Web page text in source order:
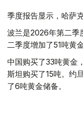
季度报告显示，哈萨
波兰是2026年第二季
二季度增加了51吨黄金
中国购买了33吨黄金
斯坦购买了15吨。约
了6吨黄金储备。